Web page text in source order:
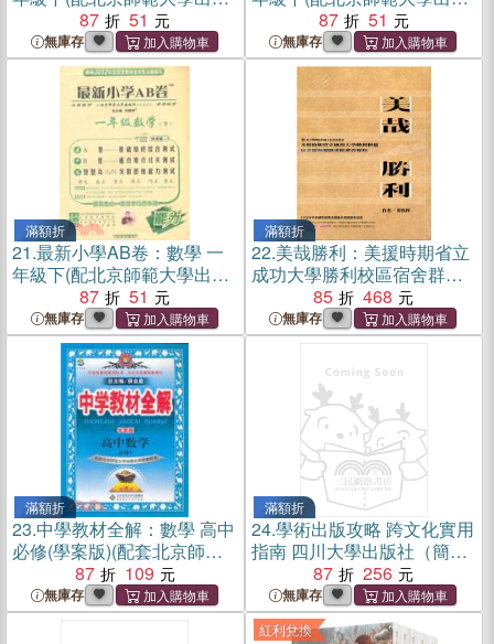
社實驗教科書)（簡體書）
87 51
無庫存
社實驗教科書)（簡體書）
87 51
無庫存
滿額折
21.最新小學AB卷：數學 一
年級下(配北京師範大學出版
社實驗教科書)（簡體書）
87 51
無庫存
滿額折
22.美哉勝利：美援時期省立
成功大學勝利校區宿舍群與
總圖書館建設歷程
85 468
無庫存
滿額折
23.中學教材全解：數學 高中
必修(學案版)(配套北京師範
大學出版社實驗教科書)（簡
體書）
87 109
無庫存
滿額折
24.學術出版攻略 跨文化實用
指南 四川大學出版社（簡體
87 256
無庫存
紅利兌換